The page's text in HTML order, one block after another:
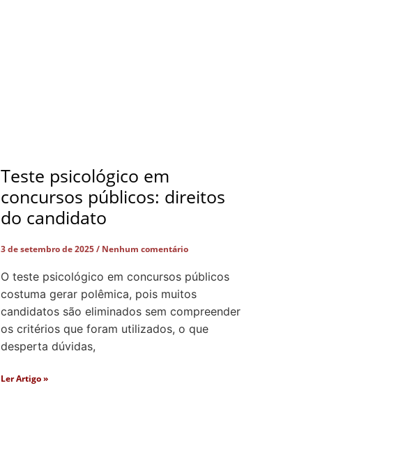
Teste psicológico em
concursos públicos: direitos
do candidato
3 de setembro de 2025 Nenhum comentário
O teste psicológico em concursos públicos
costuma gerar polêmica, pois muitos
candidatos são eliminados sem compreender
os critérios que foram utilizados, o que
desperta dúvidas,
Ler Artigo »